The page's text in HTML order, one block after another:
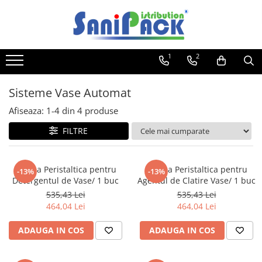
Toate Produsele
Produse de Curatenie
Sapunuri Lichide
Detergenti pentru Rufe
Dozare Manuala
Dozare Automata
Detergenti pentru Vase
Spalare Automata
Spalare Manuala
Detergenti Degresanti
Detergenti Dezincrustanti
Detergenti Pardoseli
1 2
Sisteme Vase Automat
Afiseaza: 1-4 din 4 produse
FILTRE
-13%
Pompa Peristaltica pentru
Detergentul de Vase/ 1 buc
535,43 Lei
464,04 Lei
ADAUGA IN COS
-13%
Pompa Peristaltica pentru
Agentul de Clatire Vase/ 1 buc
535,43 Lei
464,04 Lei
ADAUGA IN COS